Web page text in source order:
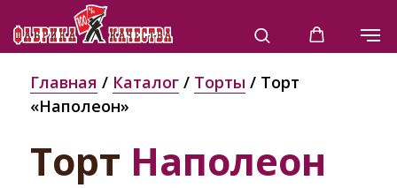
Торт Наполеон
Главная / Каталог / Торты / Торт
«Наполеон»